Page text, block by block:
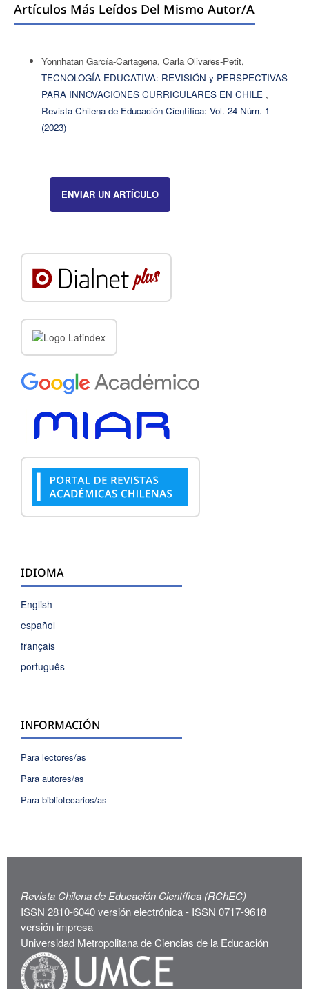
Artículos Más Leídos Del Mismo Autor/a
Yonnhatan García-Cartagena, Carla Olivares-Petit,
TECNOLOGÍA EDUCATIVA: REVISIÓN y PERSPECTIVAS
PARA INNOVACIONES CURRICULARES EN CHILE ,
Revista Chilena de Educación Científica: Vol. 24 Núm. 1
(2023)
ENVIAR UN ARTÍCULO
IDIOMA
English
español
français
português
INFORMACIÓN
Para lectores/as
Para autores/as
Para bibliotecarios/as
Revista Chilena de Educación Científica (RChEC)
ISSN 2810-6040 versión electrónica - ISSN 0717-9618
versión impresa
Universidad Metropolitana de Ciencias de la Educación